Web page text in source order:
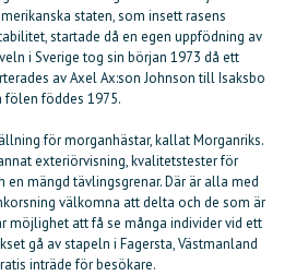
staten, som insett rasens
startade då en egen uppfödning av
i Sverige tog sin början 1973 då ett
av Axel Ax:son Johnson till Isaksbo
fölen föddes 1975.
för morganhästar, kallat Morganriks.
exteriörvisning, kvalitetstester för
mängd tävlingsgrenar. Där är alla med
välkomna att delta och de som är
möjlighet att få se många individer vid ett
gå av stapeln i Fagersta, Västmanland
inträde för besökare.